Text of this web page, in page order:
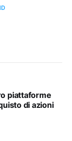
piattaforme
di azioni